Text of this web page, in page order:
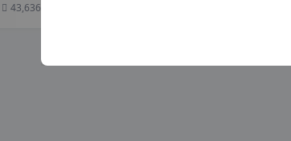
43,636 次浏览